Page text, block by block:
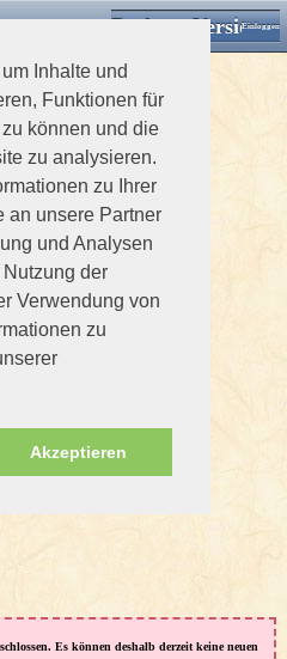
Inhalte und
Funktionen für
können und die
zu analysieren.
zu Ihrer
an unsere Partner
und Analysen
der
Verwendung von
zu
Akzeptieren
Desktop VersionEinloggen
Es können deshalb derzeit keine neuen